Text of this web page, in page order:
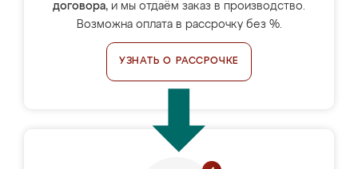
договора, и мы отдаём заказ в производство.
Возможна оплата в рассрочку без %.
УЗНАТЬ О РАССРОЧКЕ